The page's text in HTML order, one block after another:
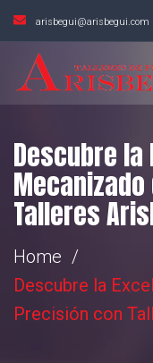
arisbegui@arisbegui.com
Descubre la
Talleres
Home
Descubre la
Precisión con